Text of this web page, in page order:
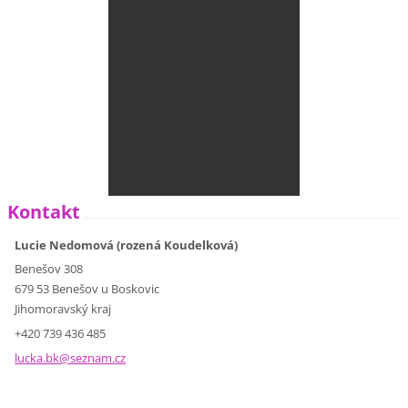
Kontakt
Lucie Nedomová (rozená Koudelková)
Benešov 308
679 53 Benešov u Boskovic
Jihomoravský kraj
+420 739 436 485
lucka.bk@seznam.cz